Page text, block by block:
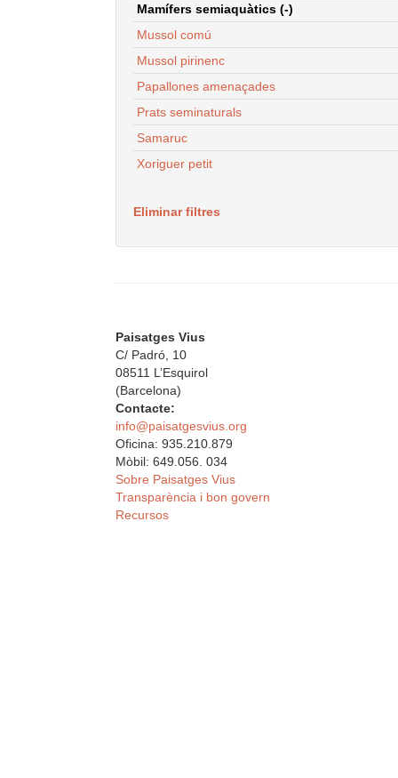
Mamífers semiaquàtics (-)
Mussol comú
Mussol pirinenc
Papallones amenaçades
Prats seminaturals
Samaruc
Xoriguer petit
Eliminar filtres
Paisatges Vius
C/ Padró, 10
08511 L’Esquirol
(Barcelona)
Contacte:
info@paisatgesvius.org
Oficina: 935.210.879
Mòbil: 649.056. 034
Sobre Paisatges Vius
Transparència i bon govern
Recursos